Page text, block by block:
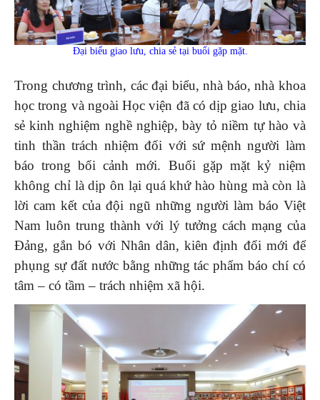
Đại biểu giao lưu, chia sẻ tại buổi gặp mặt.
Trong chương trình, các đại biểu, nhà báo, nhà khoa
học trong và ngoài Học viện đã có dịp giao lưu, chia
sẻ kinh nghiệm nghề nghiệp, bày tỏ niềm tự hào và
tinh thần trách nhiệm đối với sứ mệnh người làm
báo trong bối cảnh mới. Buổi gặp mặt kỷ niệm
không chỉ là dịp ôn lại quá khứ hào hùng mà còn là
lời cam kết của đội ngũ những người làm báo Việt
Nam luôn trung thành với lý tưởng cách mạng của
Đảng, gắn bó với Nhân dân, kiên định đổi mới để
phụng sự đất nước bằng những tác phẩm báo chí có
tâm – có tầm – trách nhiệm xã hội.